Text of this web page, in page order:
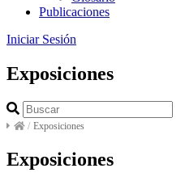
Publicaciones
Iniciar Sesión
Exposiciones
/ Exposiciones
Exposiciones